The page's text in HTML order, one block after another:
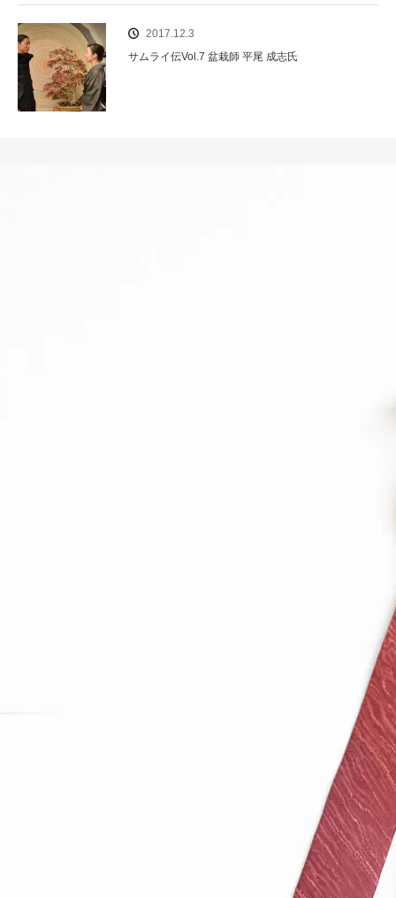
2017.12.3
サムライ伝Vol.7 盆栽師 平尾 成志氏